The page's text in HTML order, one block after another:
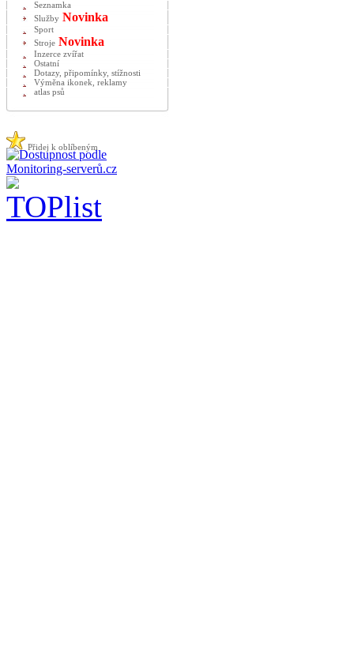
Seznamka
Služby Novinka
Sport
Stroje Novinka
Inzerce zvířat
Ostatní
Dotazy, připomínky, stížnosti
Výměna ikonek, reklamy
atlas psů
Přidej k oblíbeným